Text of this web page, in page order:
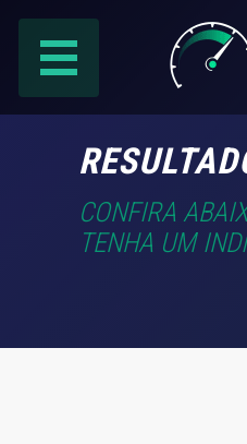
CONFIRA
TENHA UM
PÁGINA PRINCIPAL
RANKING DE PROVEDORES
PESQUISA: